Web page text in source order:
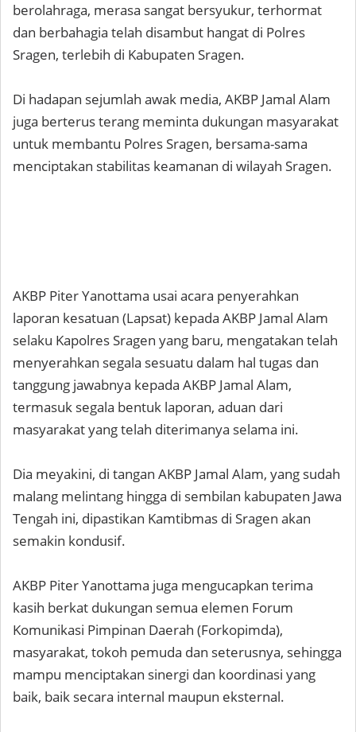
berolahraga, merasa sangat bersyukur, terhormat
dan berbahagia telah disambut hangat di Polres
Sragen, terlebih di Kabupaten Sragen.
Di hadapan sejumlah awak media, AKBP Jamal Alam
juga berterus terang meminta dukungan masyarakat
untuk membantu Polres Sragen, bersama-sama
menciptakan stabilitas keamanan di wilayah Sragen.
AKBP Piter Yanottama usai acara penyerahkan
laporan kesatuan (Lapsat) kepada AKBP Jamal Alam
selaku Kapolres Sragen yang baru, mengatakan telah
menyerahkan segala sesuatu dalam hal tugas dan
tanggung jawabnya kepada AKBP Jamal Alam,
termasuk segala bentuk laporan, aduan dari
masyarakat yang telah diterimanya selama ini.
Dia meyakini, di tangan AKBP Jamal Alam, yang sudah
malang melintang hingga di sembilan kabupaten Jawa
Tengah ini, dipastikan Kamtibmas di Sragen akan
semakin kondusif.
AKBP Piter Yanottama juga mengucapkan terima
kasih berkat dukungan semua elemen Forum
Komunikasi Pimpinan Daerah (Forkopimda),
masyarakat, tokoh pemuda dan seterusnya, sehingga
mampu menciptakan sinergi dan koordinasi yang
baik, baik secara internal maupun eksternal.